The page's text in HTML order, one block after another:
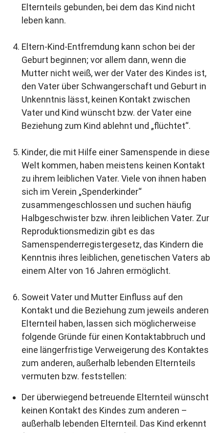
Elternteils gebunden, bei dem das Kind nicht
leben kann.
Eltern-Kind-Entfremdung kann schon bei der
Geburt beginnen; vor allem dann, wenn die
Mutter nicht weiß, wer der Vater des Kindes ist,
den Vater über Schwangerschaft und Geburt in
Unkenntnis lässt, keinen Kontakt zwischen
Vater und Kind wünscht bzw. der Vater eine
Beziehung zum Kind ablehnt und „flüchtet“.
Kinder, die mit Hilfe einer Samenspende in diese
Welt kommen, haben meistens keinen Kontakt
zu ihrem leiblichen Vater. Viele von ihnen haben
sich im Verein „Spenderkinder“
zusammengeschlossen und suchen häufig
Halbgeschwister bzw. ihren leiblichen Vater. Zur
Reproduktionsmedizin gibt es das
Samenspenderregistergesetz, das Kindern die
Kenntnis ihres leiblichen, genetischen Vaters ab
einem Alter von 16 Jahren ermöglicht.
Soweit Vater und Mutter Einfluss auf den
Kontakt und die Beziehung zum jeweils anderen
Elternteil haben, lassen sich möglicherweise
folgende Gründe für einen Kontaktabbruch und
eine längerfristige Verweigerung des Kontaktes
zum anderen, außerhalb lebenden Elternteils
vermuten bzw. feststellen:
Der überwiegend betreuende Elternteil wünscht
keinen Kontakt des Kindes zum anderen –
außerhalb lebenden Elternteil. Das Kind erkennt